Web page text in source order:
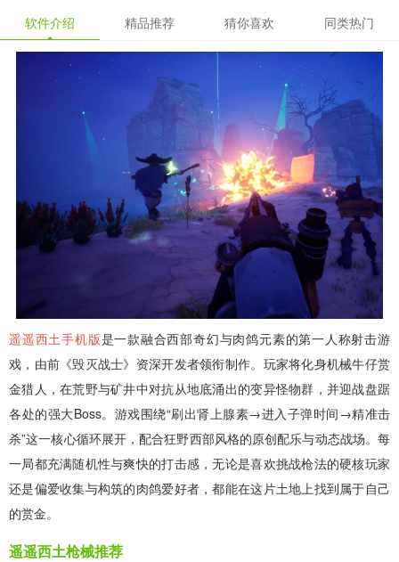
软件介绍 精品推荐 猜你喜欢 同类热门
遥遥西土手机版是一款融合西部奇幻与肉鸽元素的第一人称射击游
戏，由前《毁灭战士》资深开发者领衔制作。玩家将化身机械牛仔赏
金猎人，在荒野与矿井中对抗从地底涌出的变异怪物群，并迎战盘踞
各处的强大Boss。游戏围绕“刷出肾上腺素→进入子弹时间→精准击
杀”这一核心循环展开，配合狂野西部风格的原创配乐与动态战场。每
一局都充满随机性与爽快的打击感，无论是喜欢挑战枪法的硬核玩家
还是偏爱收集与构筑的肉鸽爱好者，都能在这片土地上找到属于自己
的赏金。
遥遥西土枪械推荐